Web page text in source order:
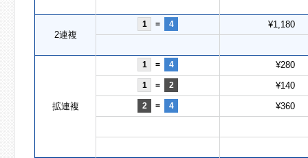
2連複
1 = 4 ¥1,180
拡連複
1 = 4 ¥280
1 = 2 ¥140
2 = 4 ¥360